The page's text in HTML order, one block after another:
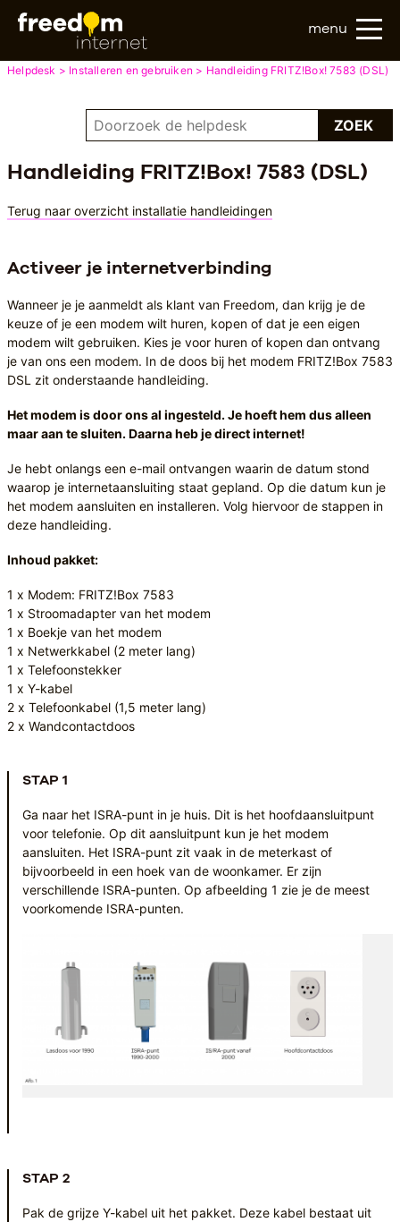
menu
Helpdesk Installeren en gebruiken Handleiding FRITZ!Box! 7583 (DSL)
ZOEK
Handleiding FRITZ!Box! 7583 (DSL)
Terug naar overzicht installatie handleidingen
Activeer je internetverbinding
Wanneer je je aanmeldt als klant van Freedom, dan krijg je de
keuze of je een modem wilt huren, kopen of dat je een eigen
modem wilt gebruiken. Kies je voor huren of kopen dan ontvang
je van ons een modem. In de doos bij het modem FRITZ!Box 7583
DSL zit onderstaande handleiding.
Het modem is door ons al ingesteld. Je hoeft hem dus alleen
maar aan te sluiten. Daarna heb je direct internet!
Je hebt onlangs een e-mail ontvangen waarin de datum stond
waarop je internetaansluiting staat gepland. Op die datum kun je
het modem aansluiten en installeren. Volg hiervoor de stappen in
deze handleiding.
Inhoud pakket:
1 x Modem: FRITZ!Box 7583
1 x Stroomadapter van het modem
1 x Boekje van het modem
1 x Netwerkkabel (2 meter lang)
1 x Telefoonstekker
1 x Y-kabel
2 x Telefoonkabel (1,5 meter lang)
2 x Wandcontactdoos
STAP 1
Ga naar het ISRA-punt in je huis. Dit is het hoofdaansluitpunt
voor telefonie. Op dit aansluitpunt kun je het modem
aansluiten. Het ISRA-punt zit vaak in de meterkast of
bijvoorbeeld in een hoek van de woonkamer. Er zijn
verschillende ISRA-punten. Op afbeelding 1 zie je de meest
voorkomende ISRA-punten.
STAP 2
Pak de grijze Y-kabel uit het pakket. Deze kabel bestaat uit